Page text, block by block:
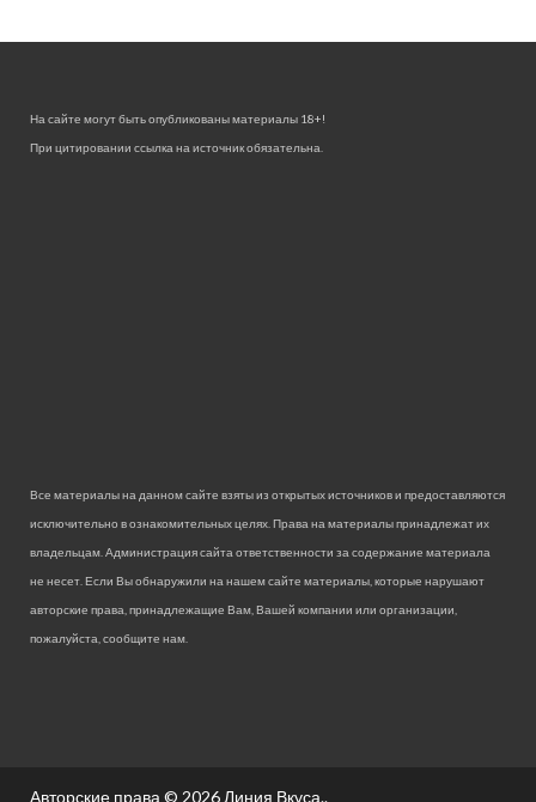
На сайте могут быть опубликованы материалы 18+!
При цитировании ссылка на источник обязательна.
Все материалы на данном сайте взяты из открытых источников и предоставляются
исключительно в ознакомительных целях. Права на материалы принадлежат их
владельцам. Администрация сайта ответственности за содержание материала
не несет. Если Вы обнаружили на нашем сайте материалы, которые нарушают
авторские права, принадлежащие Вам, Вашей компании или организации,
пожалуйста, сообщите нам.
Авторские права © 2026Линия Вкуса..